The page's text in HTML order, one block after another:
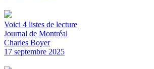
Voici 4 listes de lecture
Journal de Montréal
Charles Boyer
17 septembre 2025